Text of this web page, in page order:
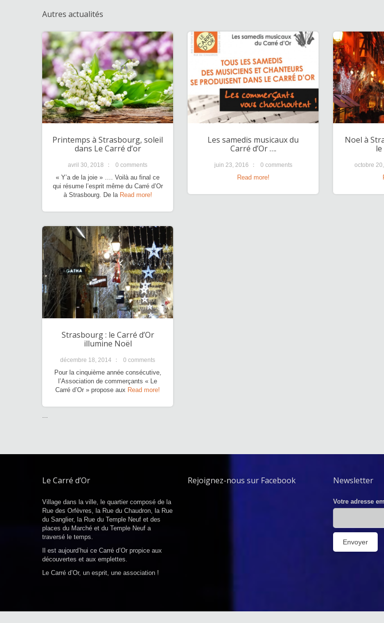
Autres actualités
Printemps à Strasbourg, soleil
dans Le Carré d’or
avril 30, 2018 0 comments
« Y’a de la joie » …. Voilà au final ce
qui résume l’esprit même du Carré d’Or
à Strasbourg. De la Read more!
Les samedis musicaux du
Carré d’Or ….
juin 23, 2016 0 comments
Read more!
Noel à
le
octobre
Strasbourg : le Carré d’Or
illumine Noël
décembre 18, 2014 0 comments
Pour la cinquième année consécutive,
l’Association de commerçants « Le
Carré d’Or » propose aux Read more!
Le Carré d’Or
Village dans la ville, le quartier composé de la
Rue des Orfèvres, la Rue du Chaudron, la Rue
du Sanglier, la Rue du Temple Neuf et des
places du Marché et du Temple Neuf a
traversé le temps.
Il est aujourd’hui ce Carré d’Or propice aux
découvertes et aux emplettes.
Le Carré d’Or, un esprit, une association !
Rejoignez-nous sur Facebook Newsletter
Votre adresse